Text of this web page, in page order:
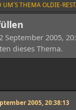
UM´S THEMA OLDIE-
2005,
dieses Thema.
2005, 20:38:13